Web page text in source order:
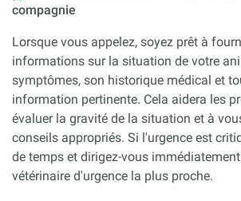
compagnie
Lorsque vous appelez, soyez prêt à
informations sur la situation de votre
symptômes, son historique médical et
information pertinente. Cela aidera les
évaluer la gravité de la situation et à
conseils appropriés. Si l'urgence est
de temps et dirigez-vous
vétérinaire d'urgence la plus proche.